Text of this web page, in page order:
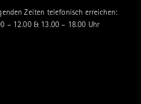
Zeiten telefonisch erreichen:
– 12.00 & 13.00 – 18.00 Uhr